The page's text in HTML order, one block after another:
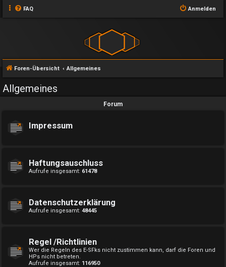
FAQ Anmelden
Foren-Übersicht Allgemeines
Allgemeines
Forum
Impressum
Haftungsauschluss
Aufrufe insgesamt: 61478
Datenschutzerklärung
Aufrufe insgesamt: 48445
Regel /Richtlinien
Wer die Regeln des E-SFks nicht zustimmen kann, darf die Foren und
HPs nicht betreten.
Aufrufe insgesamt: 116950